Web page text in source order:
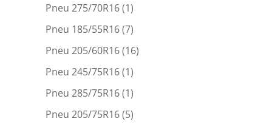
Pneu 275/70R16(1)
Pneu 185/55R16(7)
Pneu 205/60R16(16)
Pneu 245/75R16(1)
Pneu 285/75R16(1)
Pneu 205/75R16(5)